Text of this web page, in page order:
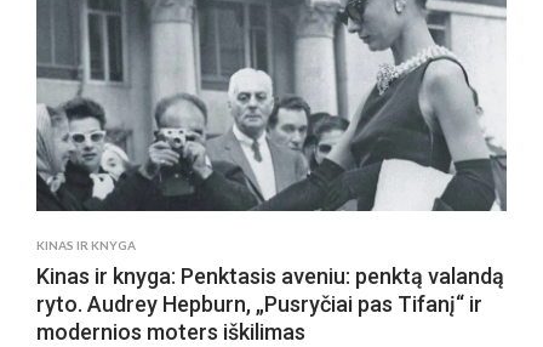
TRUMPA
KINO
ISTORIJA.
NUO
IŠTAKŲ
IKI
ANTROJO
PASAULINIO
KARO
KINAS IR KNYGA
Kinas ir knyga: Penktasis aveniu: penktą valandą
ryto. Audrey Hepburn, „Pusryčiai pas Tifanį“ ir
modernios moters iškilimas